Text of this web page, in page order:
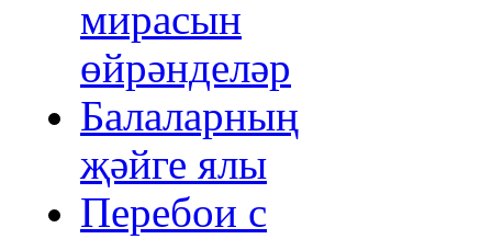
мирасын
өйрәнделәр
Балаларның
җәйге ялы
Перебои с